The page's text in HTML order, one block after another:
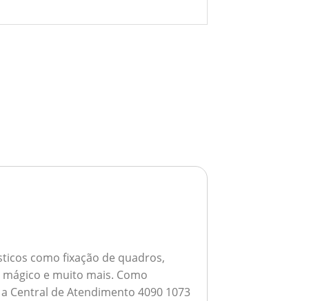
como fixação de quadros,
e muito mais. Como
Central de Atendimento 4090 1073